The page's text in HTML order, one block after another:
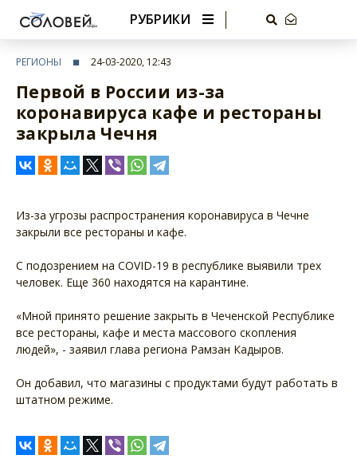
РУБРИКИ
РЕГИОНЫ 24-03-2020, 12:43
Первой в России из-за
коронавируса кафе и рестораны
закрыла Чечня
Из-за угрозы распространения коронавируса в Чечне
закрыли все рестораны и кафе.
С подозрением на COVID-19 в республике выявили трех
человек. Еще 360 находятся на карантине.
«Мной принято решение закрыть в Чеченской Республике
все рестораны, кафе и места массового скопления
людей», - заявил глава региона Рамзан Кадыров.
Он добавил, что магазины с продуктами будут работать в
штатном режиме.